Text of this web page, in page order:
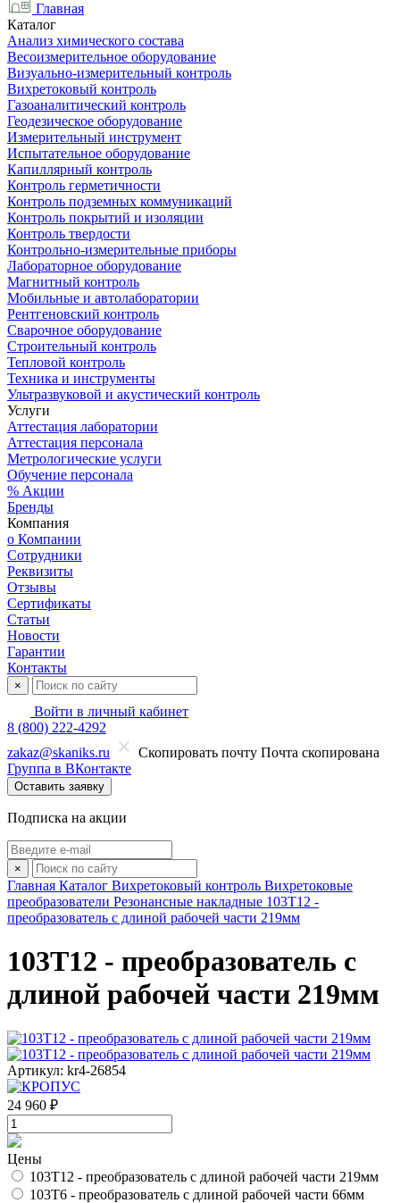
Главная
Каталог
Анализ химического состава
Весоизмерительное оборудование
Визуально-измерительный контроль
Вихретоковый контроль
Газоаналитический контроль
Геодезическое оборудование
Измерительный инструмент
Испытательное оборудование
Капиллярный контроль
Контроль герметичности
Контроль подземных коммуникаций
Контроль покрытий и изоляции
Контроль твердости
Контрольно-измерительные приборы
Лабораторное оборудование
Магнитный контроль
Мобильные и автолаборатории
Рентгеновский контроль
Сварочное оборудование
Строительный контроль
Тепловой контроль
Техника и инструменты
Ультразвуковой и акустический контроль
Услуги
Аттестация лаборатории
Аттестация персонала
Метрологические услуги
Обучение персонала
% Акции
Бренды
Компания
о Компании
Сотрудники
Реквизиты
Отзывы
Сертификаты
Статьи
Новости
Гарантии
Контакты
×
Войти в личный кабинет
8 (800) 222-4292
zakaz@skaniks.ru
Скопировать почту Почта скопирована
Группа в ВКонтакте
Оставить заявку
Подписка на акции
×
Главная Каталог Вихретоковый контроль Вихретоковые
преобразователи Резонансные накладные 103Т12 -
преобразователь с длиной рабочей части 219мм
103Т12 - преобразователь с
длиной рабочей части 219мм
Артикул: kr4-26854
24 960 ₽
Цены
103Т12 - преобразователь с длиной рабочей части 219мм
103Т6 - преобразователь с длиной рабочей части 66мм